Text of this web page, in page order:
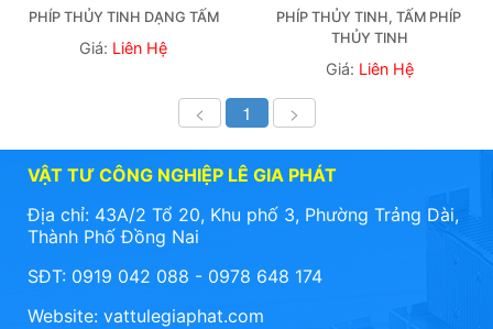
PHÍP THỦY TINH DẠNG TẤM
Giá: Liên Hệ
PHÍP THỦY TINH, TẤM PHÍP
THỦY TINH
Giá: Liên Hệ
< 1 >
VẬT TƯ CÔNG NGHIỆP LÊ GIA PHÁT
Địa chỉ: 43A/2 Tổ 20, Khu phố 3, Phường Trảng Dài,
Thành Phố Đồng Nai
SĐT: 0919 042 088 - 0978 648 174
Website: vattulegiaphat.com